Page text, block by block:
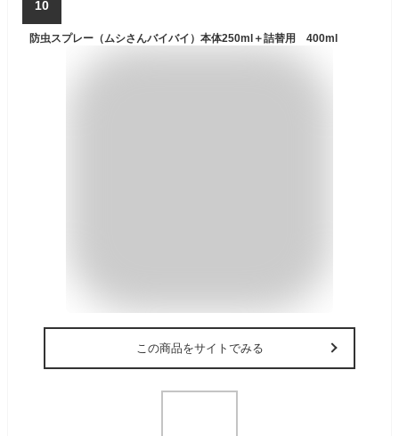
10
防虫スプレー（ムシさんバイバイ）本体250ml＋詰替用 400ml
この商品をサイトでみる